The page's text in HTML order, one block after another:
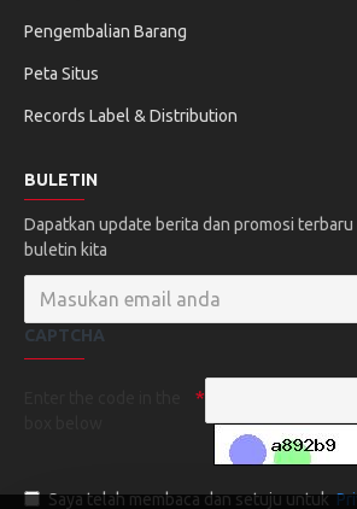
Pengembalian Barang
Peta Situs
Records Label & Distribution
BULETIN
Dapatkan update berita dan promosi
buletin kita
CAPTCHA
Saya telah membaca dan setuju untuk